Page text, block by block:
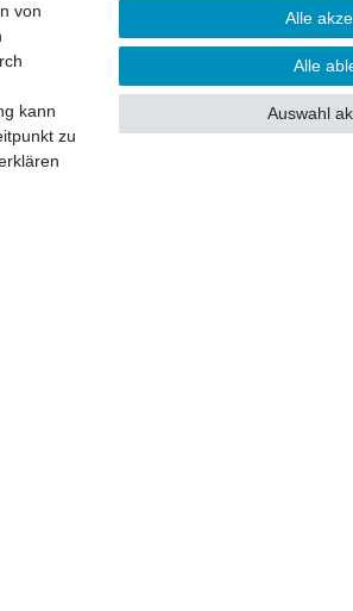
von
kann
zu
Alle
Alle
Auswahl